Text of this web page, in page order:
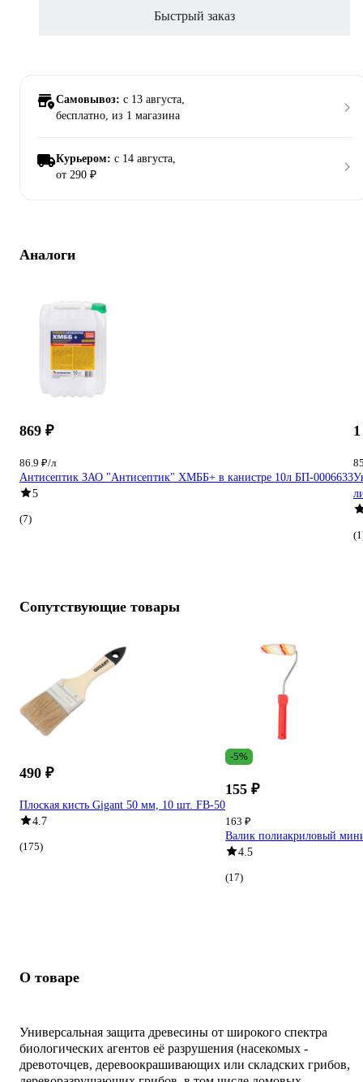
Быстрый заказ
Самовывоз: c 13 августа,
бесплатно, из 1 магазина
Курьером: c 14 августа,
от 290 ₽
Аналоги
869 ₽
86.9 ₽/л
Антисептик ЗАО "Антисептик" ХМББ+ в канистре 10л БП-0006633
5
(7)
Сопутствующие товары
490 ₽
Плоская кисть Gigant 50 мм, 10 шт. FB-50
4.7
(175)
-5%
155 ₽
163 ₽
Валик полиакриловый
4.5
(17)
О товаре
Универсальная защита древесины от широкого спектра
биологических агентов её разрушения (насекомых -
древоточцев, деревоокрашивающих или складских грибов,